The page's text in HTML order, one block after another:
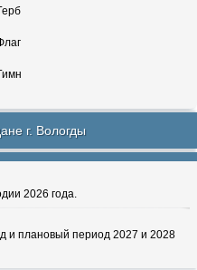
г. Вологды
2026 года.
и плановый период 2027 и 2028